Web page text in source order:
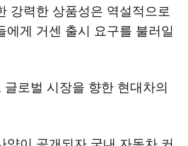
강력한 상품성은 역설적으로
에게 거센 출시 요구를 불러일
로벌 시장을 향한 현대차의